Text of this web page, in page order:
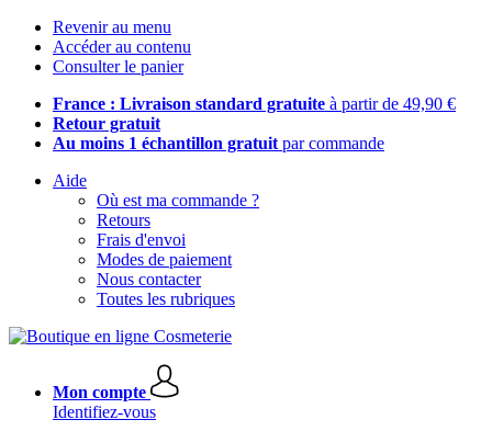
Revenir au menu
Accéder au contenu
Consulter le panier
France : Livraison standard gratuite à partir de 49,90 €
Retour gratuit
Au moins 1 échantillon gratuit par commande
Aide
Où est ma commande ?
Retours
Frais d'envoi
Modes de paiement
Nous contacter
Toutes les rubriques
Mon compte
Identifiez-vous